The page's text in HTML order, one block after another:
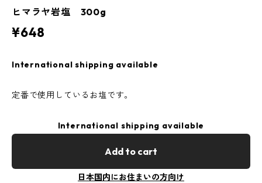
ヒマラヤ岩塩 300g
¥648
International shipping available
定番で使用しているお塩です。
International shipping available
Add to cart
日本国内にお住まいの方向け